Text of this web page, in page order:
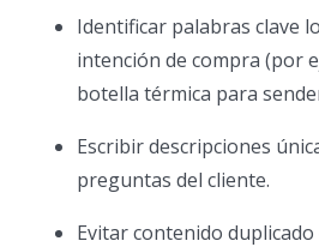
Identificar palabras clave
intención de compra (por
botella térmica para
Escribir descripciones
preguntas del cliente.
Evitar contenido